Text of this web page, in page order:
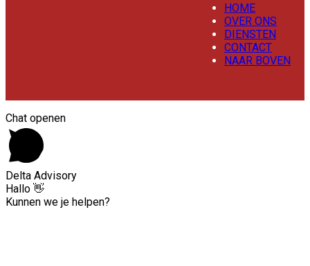
HOME
OVER ONS
DIENSTEN
CONTACT
NAAR BOVEN
Chat openen
Delta Advisory
Hallo 👋
Kunnen we je helpen?